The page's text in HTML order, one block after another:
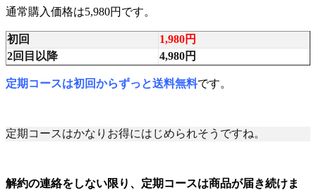
通常購入価格は5,980円です。
初回
1,980円
2回目以降
4,980円
定期コースは初回からずっと送料無料です。
定期コースはかなりお得にはじめられそうですね。
解約の連絡をしない限り、定期コースは商品が届き続けま